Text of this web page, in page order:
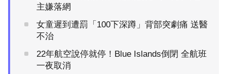
主嫌落網
女童遲到遭罰「100下深蹲」背部突劇痛 送醫
不治
22年航空說停就停！Blue Islands倒閉 全航班
一夜取消